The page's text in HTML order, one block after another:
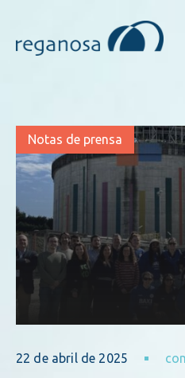
Notas de prensa
22 de abril de 2025